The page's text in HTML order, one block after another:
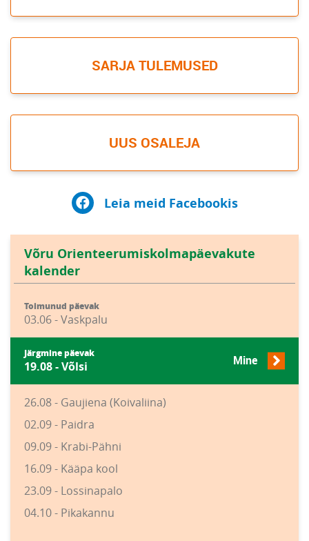
SARJA TULEMUSED
UUS OSALEJA
Leia meid Facebookis
Võru Orienteerumiskolmapäevakute
kalender
Toimunud päevak
03.06 - Vaskpalu
Järgmine päevak
19.08 - Võlsi Mine
26.08 - Gaujiena (Koivaliina)
02.09 - Paidra
09.09 - Krabi-Pähni
16.09 - Kääpa kool
23.09 - Lossinapalo
04.10 - Pikakannu